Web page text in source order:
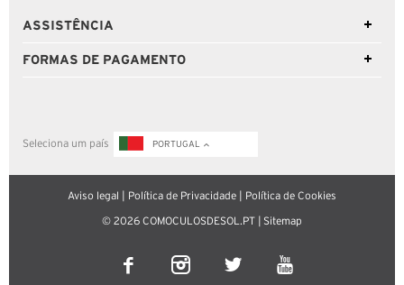
ASSISTÊNCIA
FORMAS DE PAGAMENTO
Seleciona um país PORTUGAL
Aviso legal Política de Privacidade Política de Cookies
© 2026 COMOCULOSDESOL.PT | Sitemap